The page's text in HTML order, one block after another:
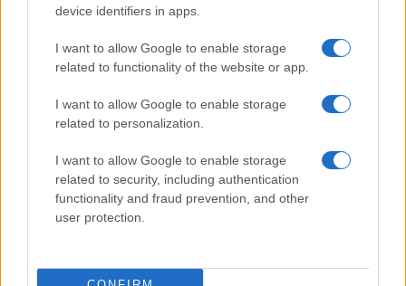
device identifiers in apps.
I want to allow Google to enable storage
related to functionality of the website or app.
I want to allow Google to enable storage
related to personalization.
I want to allow Google to enable storage
related to security, including authentication
functionality and fraud prevention, and other
user protection.